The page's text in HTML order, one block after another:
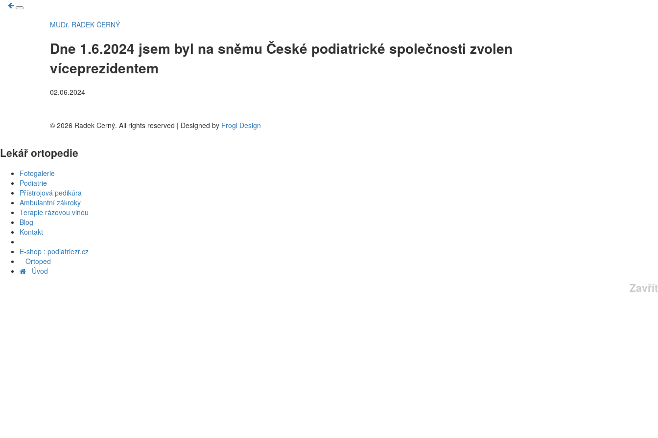
MUDr. RADEK ČERNÝ
Dne 1.6.2024 jsem byl na sněmu České podiatrické společnosti zvolen
víceprezidentem
02.06.2024
© 2026 Radek Černý. All rights reserved | Designed by Frogi Design
Lekář ortopedie
Fotogalerie
Podiatrie
Přístrojová pedikúra
Ambulantní zákroky
Terapie rázovou vlnou
Blog
Kontakt
E-shop : podiatriezr.cz
Ortoped
Úvod
Zavřít